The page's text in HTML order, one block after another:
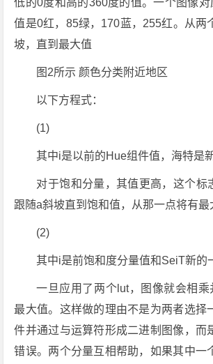
低的0度和高的360度的值。一个图像
值是0红，85绿，170蓝，255红。从两
坡，直到最大值
图2所示 颜色分类附近地区
以下方程式：
(1)
其中i是以前的Hue组件值，海特是
对于饱和分量，其值更高，这个标
跟随a斜坡直到饱和值，从那一点将有最
(2)
其中i是前饱和度分量值和SeiT新的
一旦应用了两个lut，图像就会相乘
最大值。这样做的理由不是为两者选择
件并通过与运算符形成二进制图像，而
错误。两个分量互相帮助，如果其中一